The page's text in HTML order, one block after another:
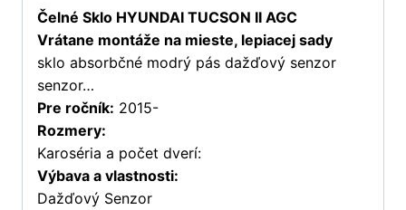
Čelné Sklo HYUNDAI TUCSON II AGC
Vrátane montáže na mieste, lepiacej sady
sklo absorbčné modrý pás dažďový senzor
senzor…
Pre ročník: 2015-
Rozmery:
Karoséria a počet dverí:
Výbava a vlastnosti:
Dažďový Senzor